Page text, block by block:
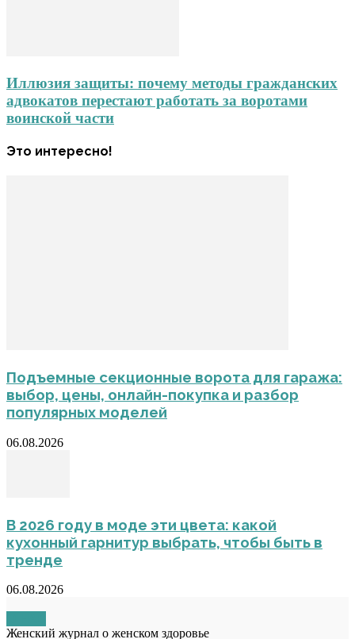
Иллюзия защиты: почему методы гражданских
адвокатов перестают работать за воротами
воинской части
Это интересно!
Подъемные секционные ворота для гаража:
выбор, цены, онлайн-покупка и разбор
популярных моделей
06.08.2026
В 2026 году в моде эти цвета: какой
кухонный гарнитур выбрать, чтобы быть в
тренде
06.08.2026
Женский журнал о женском здоровье